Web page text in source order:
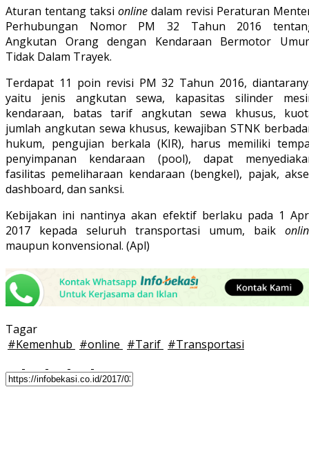
Aturan tentang taksi online dalam revisi Peraturan
Perhubungan Nomor PM 32 Tahun 2016
Angkutan Orang dengan Kendaraan Bermotor
Tidak Dalam Trayek.
Terdapat 11 poin revisi PM 32 Tahun 2016,
yaitu jenis angkutan sewa, kapasitas silinder
kendaraan, batas tarif angkutan sewa khusus,
jumlah angkutan sewa khusus, kewajiban STNK
hukum, pengujian berkala (KIR), harus memiliki
penyimpanan kendaraan (pool), dapat
fasilitas pemeliharaan kendaraan (bengkel), pajak,
dashboard, dan sanksi.
Kebijakan ini nantinya akan efektif berlaku pada 1
2017 kepada seluruh transportasi umum, baik
maupun konvensional. (Apl)
Tagar
#Kemenhub #online #Tarif #Transportasi